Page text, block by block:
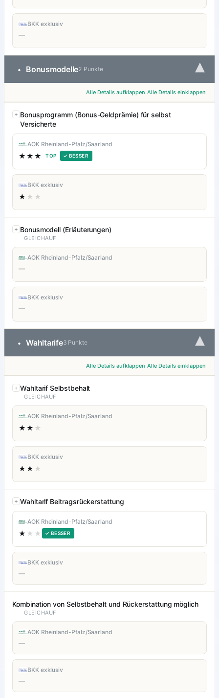
BKK exklusiv
—
• Bonusmodelle2 Punkte ▾
Alle Details aufklappen Alle Details einklappen
Bonusprogramm (Bonus-Geldprämie) für selbst
Versicherte
AOK Rheinland-Pfalz/Saarland
★★★ TOP ✓ BESSER
BKK exklusiv
★ ★★
Bonusmodell (Erläuterungen)
GLEICHAUF
AOK Rheinland-Pfalz/Saarland
—
BKK exklusiv
—
• Wahltarife3 Punkte ▾
Alle Details aufklappen Alle Details einklappen
Wahltarif Selbstbehalt
GLEICHAUF
AOK Rheinland-Pfalz/Saarland
★★ ★
BKK exklusiv
★★ ★
Wahltarif Beitragsrückerstattung
AOK Rheinland-Pfalz/Saarland
★ ★★ ✓ BESSER
BKK exklusiv
—
Kombination von Selbstbehalt und Rückerstattung möglich
GLEICHAUF
AOK Rheinland-Pfalz/Saarland
—
BKK exklusiv
—